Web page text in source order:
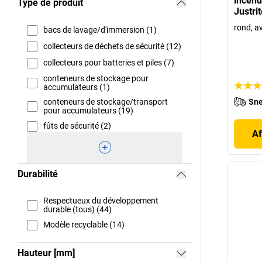
Type de produit
bacs de lavage/d'immersion (1)
collecteurs de déchets de sécurité (12)
collecteurs pour batteries et piles (7)
conteneurs de stockage pour
accumulateurs (1)
conteneurs de stockage/transport
pour accumulateurs (19)
fûts de sécurité (2)
Durabilité
Respectueux du développement
durable (tous) (44)
Modèle recyclable (14)
Hauteur [mm]
rond,